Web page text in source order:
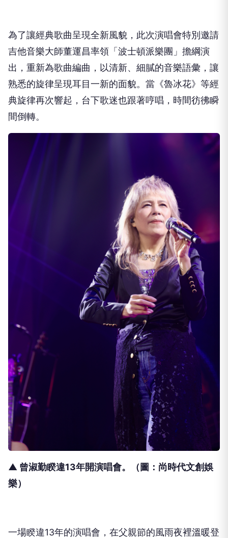
為了讓經典歌曲呈現全新風貌，此次演唱會特別邀請
吉他音樂大師董運昌率領「波士頓派樂團」擔綱演
出，重新為歌曲編曲，以清新、細膩的音樂語彙，讓
熟悉的旋律呈現耳目一新的面貌。當《魯冰花》等經
典旋律再次響起，台下歌迷也跟著哼唱，時間彷彿瞬
間倒轉。
▲ 曾淑勤睽違13年開演唱會。（圖：尚時代文創娛
樂）
一場睽違13年的演唱會，在父親節的風雨夜裡溫暖登